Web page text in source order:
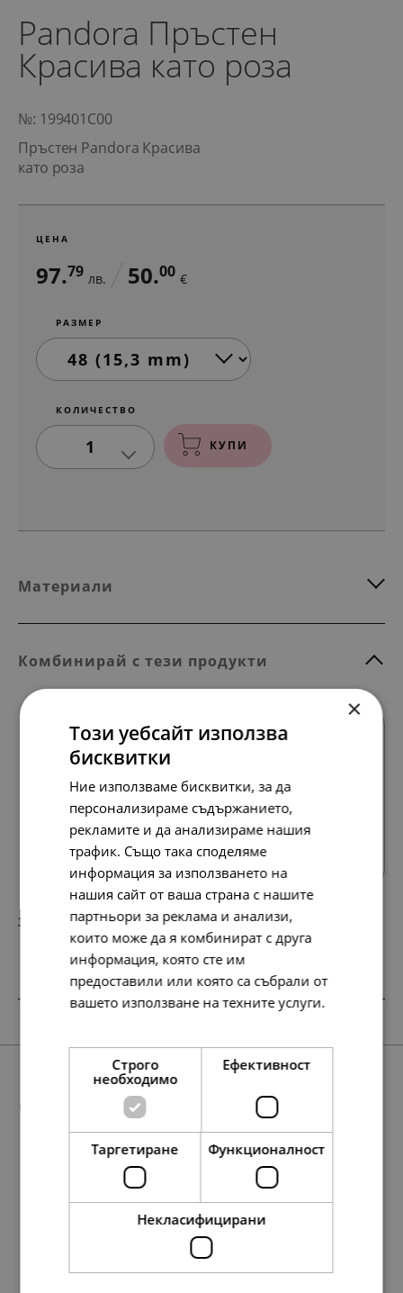
Pandora Пръстен
Красива като роза
№: 199401C00
Пръстен Pandora Красива
като роза
ЦЕНА
97.79 лв. 50.00 €
РАЗМЕР
КОЛИЧЕСТВО
1 КУПИ
Материали
Комбинирай с тези продукти
Всички продукти
330. 169.00 €
291.42 лв. 149.00 €
лв. 69.00 € 138.86 лв. 71.00 €
лв. 89.00 € 168.20 лв. 86.00 €
лв. 255.00 € 138.86 лв. 71.00 €
лв. 55.00 € 277.73 лв. 142.00 €
Още предложения
×
Този уебсайт използва
бисквитки
Ние използваме бисквитки, за да
персонализираме съдържанието,
рекламите и да анализираме нашия
трафик. Също така споделяме
информация за използването на
нашия сайт от ваша страна с нашите
партньори за реклама и анализи,
които може да я комбинират с друга
информация, която сте им
предоставили или която са събрали от
вашето използване на техните услуги.
Строго
необходимо
Ефективност
Таргетиране Функционалност
Некласифицирани